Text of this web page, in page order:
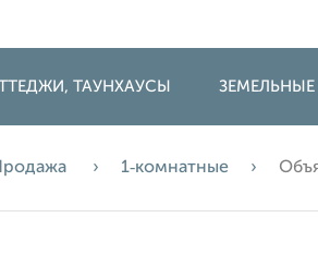
ТАУНХАУСЫ ЗЕМЕЛЬНЫЕ
Продажа 1‑комнатные